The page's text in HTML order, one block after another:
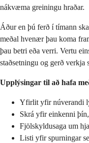
nákvæma greiningu hraðar.
Áður en þú ferð í tímann
meðal hvenær þau koma
þau betri eða verri. Vertu
staðsetningu og gerð verkja
Upplýsingar til að hafa
Yfirlit yfir núverandi
Skrá yfir einkenni
Fjölskyldusaga um
Listi yfir spurningar